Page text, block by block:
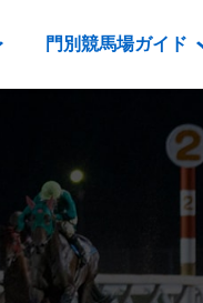
ダウンロード
レンダー
体系図
電話・インターネット投票
場外発売所
実況・テレホンサービス
発売・払戻
門別競馬場ガイド
スカン
カフェ